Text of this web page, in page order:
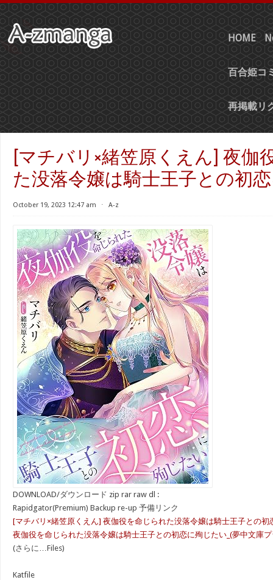
HOME
百合姫コ
再掲載リ
[マチバリ×緒笠原くえん] 夜伽
た没落令嬢は騎士王子との初
October 19, 2023 12:47 am ⋅ A-z
DOWNLOAD/ダウンロード zip rar raw dl :
Rapidgator(Premium) Backup re-up 予備リンク
[マチバリ×緒笠原くえん] 夜伽役を命じられた没落令嬢は騎士王子との初
夜伽役を命じられた没落令嬢は騎士王子との初恋に殉じたい_(夢中文庫
(さらに…Files)
Katfile